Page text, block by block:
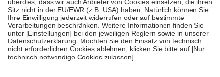
stärken und die besondere Stellung der Familie zu unterstützen,
fallenkeine Zuzahlungenan bei:
• Kindern und Jugendlichen bis zum vollendeten 18. Lebensjahr
mit Ausnahme der Fahrkosten
• Untersuchungen zur Vorsorge und Früherkennung, die von der
GKV getragen werden